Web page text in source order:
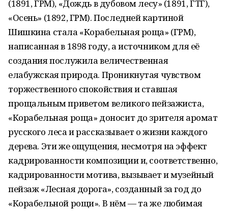
(1891, ГРМ), «Дождь в дубовом лесу» (1891, ГТГ),
«Осень» (1892, ГРМ). Последней картиной
Шишкина стала «Корабельная роща» (ГРМ),
написанная в 1898 году, а источником для её
создания послужила величественная
елабужская природа. Проникнутая чувством
торжественного спокойствия и ставшая
прощальным приветом великого пейзажиста,
«Корабельная роща» доносит до зрителя аромат
русского леса и рассказывает о жизни каждого
дерева. Эти же ощущения, несмотря на эффект
кадрированности композиции и, соответственно,
кадрированности мотива, вызывает и музейный
пейзаж «Лесная дорога», созданный за год до
«Корабельной рощи». В нём — та же любимая